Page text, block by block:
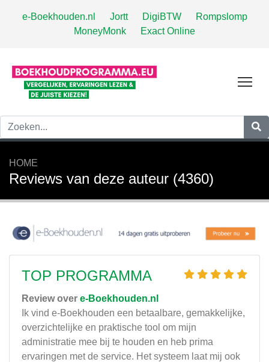
e-Boekhouden.nl Jortt DigiBTW
Rompslomp
MoneyMonk
Exact Online
HOME
Reviews van deze auteur (4360)
TOP PROGRAMMA
Review over e-Boekhouden.nl
Ik vind e-Boekhouden een betaalbare, gemakkelijke,
overzichtelijke en praktische tool om mijn
administratie mee bij te houden en heb prima
ervaringen met de service. Het systeem laat mij ook